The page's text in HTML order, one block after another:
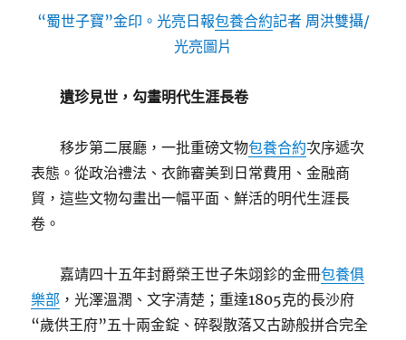
“蜀世子寶”金印。光亮日報包養合約記者 周洪雙攝/
光亮圖片
遺珍見世，勾畫明代生涯長卷
移步第二展廳，一批重磅文物包養合約次序遞次
表態。從政治禮法、衣飾審美到日常費用、金融商
貿，這些文物勾畫出一幅平面、鮮活的明代生涯長
卷。
嘉靖四十五年封爵榮王世子朱翊鉁的金冊包養俱
樂部 ，光澤溫潤、文字清楚；重達1805克的長沙府
“歲供王府”五十兩金錠、碎裂散落又古跡般拼合完全